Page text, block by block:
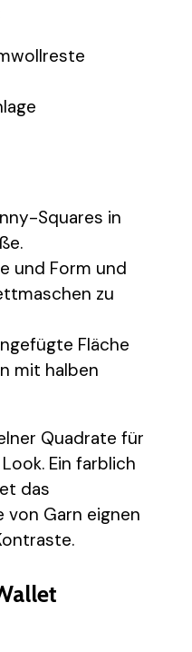
Squares in
und Form und
zu
Fläche
mit halben
Quadrate für
Ein farblich
das
von Garn eignen